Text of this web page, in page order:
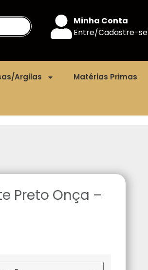
Minha Conta
Entre/Cadastre-se
Argilas Matérias Primas
Preto Onça –